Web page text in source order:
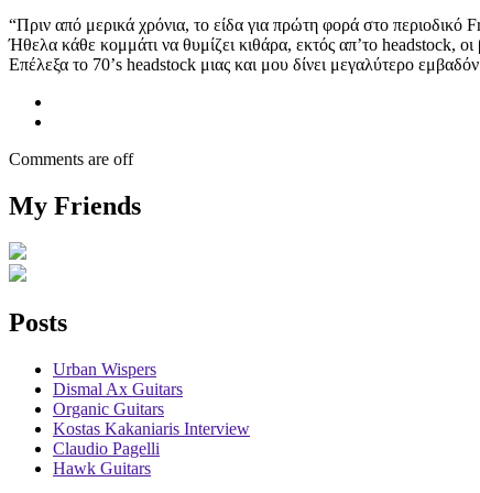
“Πριν από μερικά χρόνια, το είδα για πρώτη φορά στο περιοδικό
Ήθελα κάθε κομμάτι να θυμίζει κιθάρα, εκτός απ’το headstock,
Επέλεξα το 70’s headstock μιας και μου δίνει μεγαλύτερο
Comments are off
My Friends
Posts
Urban Wispers
Dismal Ax Guitars
Organic Guitars
Kostas Kakaniaris Interview
Claudio Pagelli
Hawk Guitars